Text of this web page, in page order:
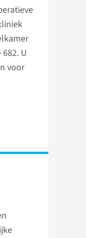
U
voor